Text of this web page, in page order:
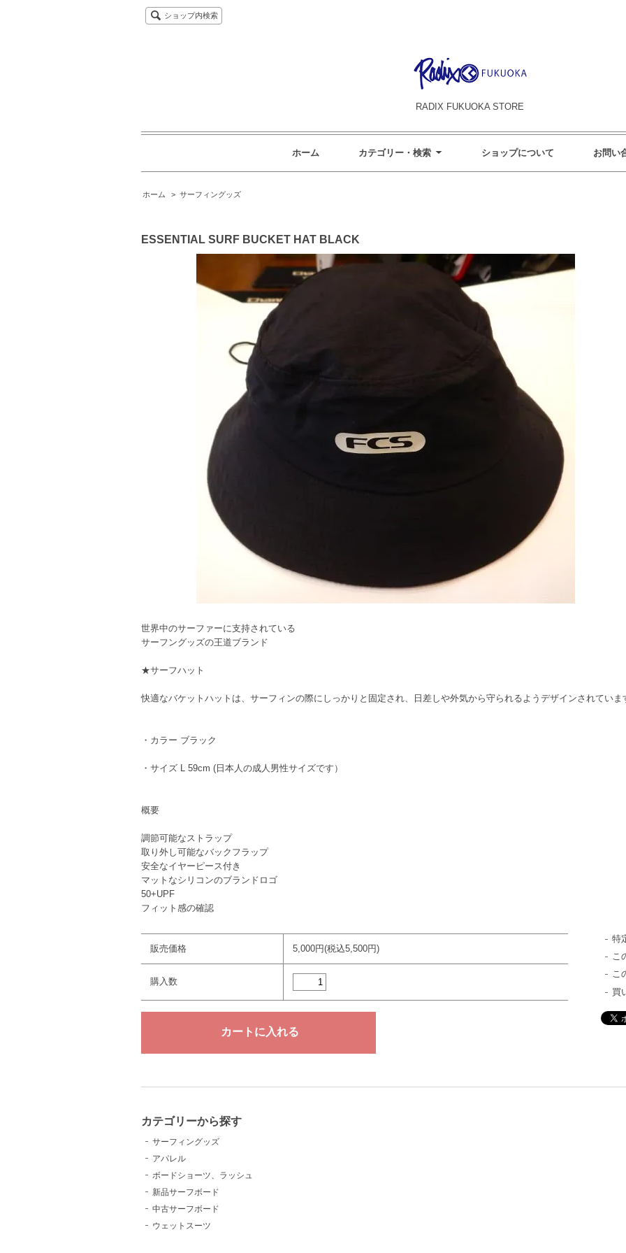
ショップ内検索
RADIX FUKUOKA STORE
ホーム カテゴリー・検索 ショップについて お問い
ホーム > サーフィングッズ
ESSENTIAL SURF BUCKET HAT BLACK
世界中のサーファーに支持されている
サーフングッズの王道ブランド
★サーフハット
快適なバケットハットは、サーフィンの際にしっかりと固定され、日差しや外気から守られるようデザインされていま
・カラー ブラック
・サイズ L 59cm (日本人の成人男性サイズです）
概要
調節可能なストラップ
取り外し可能なバックフラップ
安全なイヤーピース付き
マットなシリコンのブランドロゴ
50+UPF
フィット感の確認
販売価格 5,000円(税込5,500円)
購入数
特
こ
こ
買
カテゴリーから探す
サーフィングッズ
アパレル
ボードショーツ、ラッシュ
新品サーフボード
中古サーフボード
ウェットスーツ